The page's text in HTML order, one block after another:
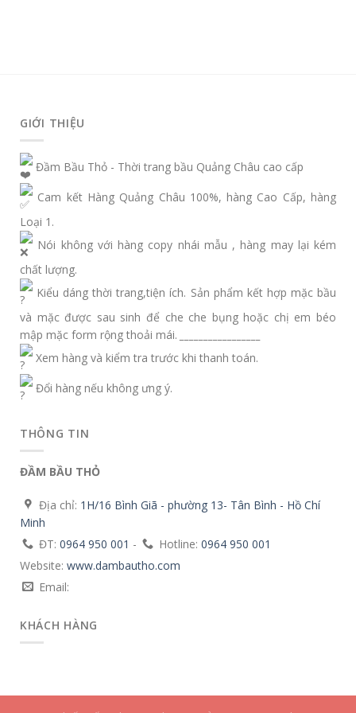
GIỚI THIỆU
Đầm Bầu Thỏ - Thời trang bầu Quảng Châu cao cấp
Cam kết Hàng Quảng Châu 100%, hàng Cao Cấp, hàng
Loại 1.
Nói không với hàng copy nhái mẫu , hàng may lại kém
chất lượng.
Kiểu dáng thời trang,tiện ích. Sản phẩm kết hợp mặc bầu
và mặc được sau sinh để che che bụng hoặc chị em béo
mập mặc form rộng thoải mái.
Xem hàng và kiểm tra trước khi thanh toán.
Đổi hàng nếu không ưng ý.
THÔNG TIN
ĐẦM BẦU THỎ
Địa chỉ: 1H/16 Bình Giã - phường 13- Tân Bình - Hồ Chí
Minh
ĐT: 0964 950 001 - Hotline: 0964 950 001
Website: www.dambautho.com
Email:
KHÁCH HÀNG